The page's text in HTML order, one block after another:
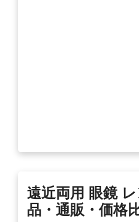
遠近両用 眼鏡
品・通販・価格